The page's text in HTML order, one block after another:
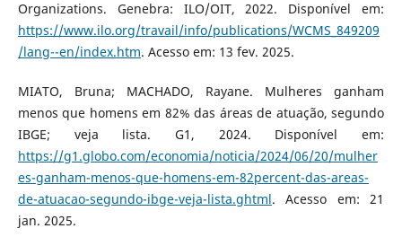
Organizations. Genebra: ILO/OIT, 2022. Disponível em:
https://www.ilo.org/travail/info/publications/WCMS_849209
/lang--en/index.htm. Acesso em: 13 fev. 2025.
MIATO, Bruna; MACHADO, Rayane. Mulheres ganham
menos que homens em 82% das áreas de atuação, segundo
IBGE; veja lista. G1, 2024. Disponível em:
https://g1.globo.com/economia/noticia/2024/06/20/mulher
es-ganham-menos-que-homens-em-82percent-das-areas-
de-atuacao-segundo-ibge-veja-lista.ghtml. Acesso em: 21
jan. 2025.